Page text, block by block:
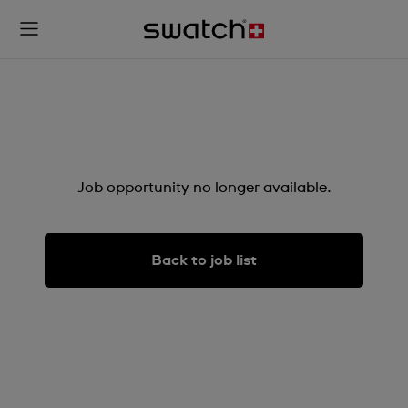
Job opportunity no longer available.
Back to job list